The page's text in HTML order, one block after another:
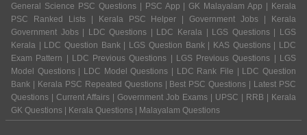
General Science PSC Questions | PSC App | GK Malayalam App | Kerala
PSC Ranked Lists | Kerala PSC Helper | Government Jobs | Kerala
Government Jobs | LDC Questions | LDC Kerala | LGS Questions | LGS
Kerala | LDC Question Bank | LGS Question Bank | KAS Questions | LDC
Exam Pattern | LDC Previous Questions | LGS Previous Questions | LGS
Model Questions | LDC Model Questions | LDC Rank File | LDC Question
Bank | Kerala PSC Repeated Questions | Best PSC Questions | Latest PSC
Questions | Current Affairs | Government Job Exams | UPSC | RRB | Kerala
GK Questions | Kerala Questions | Malayalam Questions